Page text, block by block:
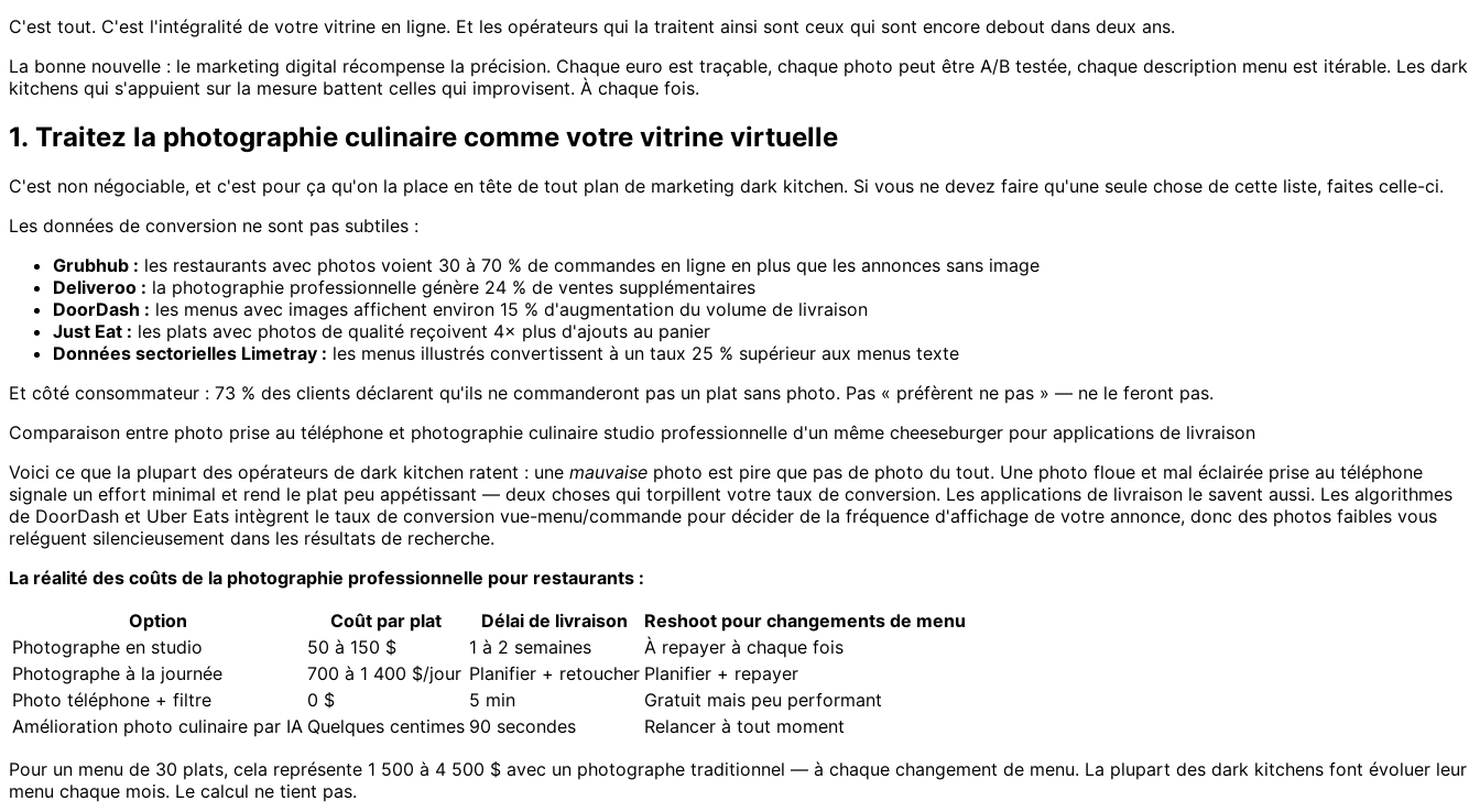
C'est tout. C'est l'intégralité de votre vitrine en ligne. Et les opérateurs qui la traitent ainsi sont ceux qui sont encore debout dans deux ans.
La bonne nouvelle : le marketing digital récompense la précision. Chaque euro est traçable, chaque photo peut être A/B testée, chaque description menu est itérable. Les dark
kitchens qui s'appuient sur la mesure battent celles qui improvisent. À chaque fois.
1. Traitez la photographie culinaire comme votre vitrine virtuelle
C'est non négociable, et c'est pour ça qu'on la place en tête de tout plan de marketing dark kitchen. Si vous ne devez faire qu'une seule chose de cette liste, faites celle-ci.
Les données de conversion ne sont pas subtiles :
Grubhub : les restaurants avec photos voient 30 à 70 % de commandes en ligne en plus que les annonces sans image
Deliveroo : la photographie professionnelle génère 24 % de ventes supplémentaires
DoorDash : les menus avec images affichent environ 15 % d'augmentation du volume de livraison
Just Eat : les plats avec photos de qualité reçoivent 4× plus d'ajouts au panier
Données sectorielles Limetray : les menus illustrés convertissent à un taux 25 % supérieur aux menus texte
Et côté consommateur : 73 % des clients déclarent qu'ils ne commanderont pas un plat sans photo. Pas « préfèrent ne pas » — ne le feront pas.
Comparaison entre photo prise au téléphone et photographie culinaire studio professionnelle d'un même cheeseburger pour applications de livraison
Voici ce que la plupart des opérateurs de dark kitchen ratent : une mauvaise photo est pire que pas de photo du tout. Une photo floue et mal éclairée prise au téléphone
signale un effort minimal et rend le plat peu appétissant — deux choses qui torpillent votre taux de conversion. Les applications de livraison le savent aussi. Les algorithmes
de DoorDash et Uber Eats intègrent le taux de conversion vue-menu/commande pour décider de la fréquence d'affichage de votre annonce, donc des photos faibles vous
reléguent silencieusement dans les résultats de recherche.
La réalité des coûts de la photographie professionnelle pour restaurants :
Option
Coût par plat Délai de livraison
Reshoot pour changements de menu
Photographe en studio
50 à 150 $ 1 à 2 semaines
À repayer à chaque fois
Photographe à la journée
700 à 1 400 $/jour Planifier + retoucher Planifier + repayer
Photo téléphone + filtre
0 $ 5 min
Gratuit mais peu performant
Amélioration photo culinaire par IA Quelques centimes 90 secondes
Relancer à tout moment
Pour un menu de 30 plats, cela représente 1 500 à 4 500 $ avec un photographe traditionnel — à chaque changement de menu. La plupart des dark kitchens font évoluer leur
menu chaque mois. Le calcul ne tient pas.